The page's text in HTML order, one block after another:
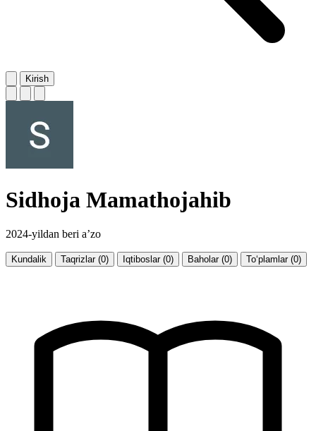
Kirish
Sidhoja Mamathojahib
2024-yildan beri a’zo
Kundalik Taqrizlar (0) Iqtiboslar (0) Baholar (0) To‘plamlar (0)